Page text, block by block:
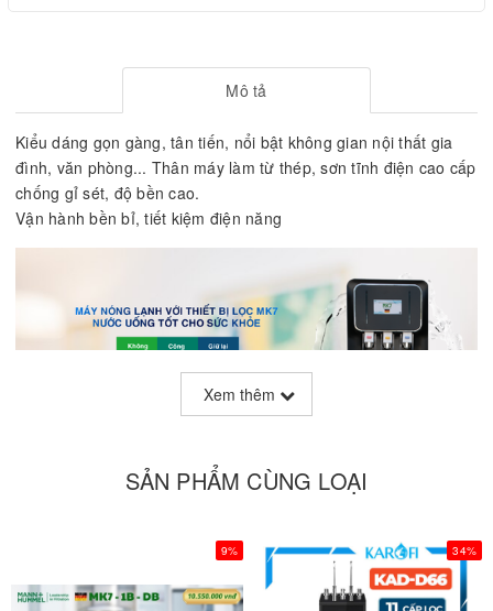
Mô tả
Kiểu dáng gọn gàng, tân tiến, nổi bật không gian nội thất gia
đình, văn phòng... Thân máy làm từ thép, sơn tĩnh điện cao cấp
chống gỉ sét, độ bền cao.
Vận hành bền bỉ, tiết kiệm điện năng
Xem thêm
SẢN PHẨM CÙNG LOẠI
9% 34%